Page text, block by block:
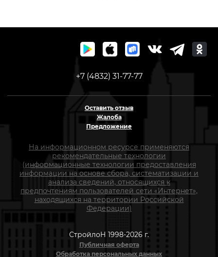
+7 (4832) 31-77-77
Оставить отзыв
Жалоба
Предложение
На информационном ресурсе применяются
рекомендательные технологии
(информационные технологии предоставления
информации на основе сбора, систематизации и
анализа сведений, относящихся к
предпочтениям пользователей сети «Интернет»,
находящихся на территории Российской
Федерации)
СтройлоН 1998-2026 г.
Публичная оферта
Обработка персональных данных